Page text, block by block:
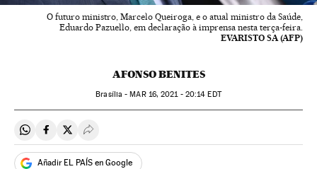
O futuro ministro, Marcelo Queiroga, e o atual ministro da Saúde,
Eduardo Pazuello, em declaração à imprensa nesta terça-feira.
EVARISTO SA (AFP)
AFONSO BENITES
Brasília -MAR16, 2021 - 20:14 EDT
Compartir en Whatsapp
Compartir en Facebook
Compartir en Twitter
Desplegar Redes Sociales
Añadir EL PAÍS en Google